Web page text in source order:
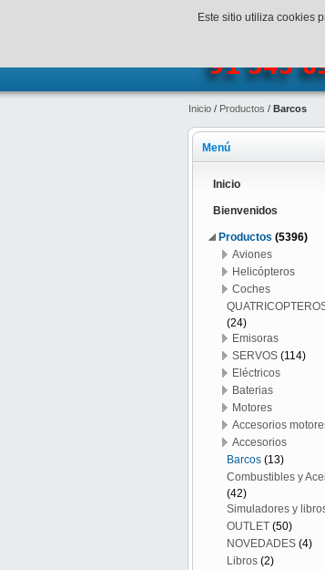
¡Bienvenidos a
Inicio / Productos / Barcos
Menú
Inicio
Bienvenidos
Productos (5396)
Aviones
Helicópteros
Coches
(24)
Emisoras
SERVOS (114)
Eléctricos
Baterias
Motores
Accesorios
Accesorios
Barcos (13)
Combustibles y
(42)
Simuladores y
OUTLET (50)
NOVEDADES (4)
Libros (2)
Este sitio utiliza cookies